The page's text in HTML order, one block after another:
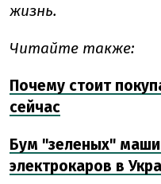
жизнь.
Читайте также:
Почему стоит
сейчас
Бум "зеленых"
электрокаров в